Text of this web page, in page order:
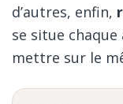
d’autres, enfin,
se situe
mettre sur le